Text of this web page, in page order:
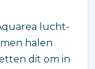
lucht-
halen
dit om in